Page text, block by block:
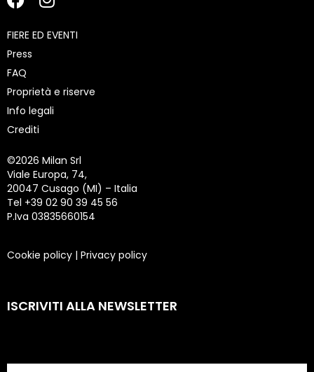
FIERE ED EVENTI
Press
FAQ
Proprietà e riserve
Info legali
Crediti
©2026 Milan Srl
Viale Europa, 74,
20047 Cusago (MI) – Italia
Tel +39 02 90 39 45 56
P.Iva 03835660154
Cookie policy | Privacy policy
ISCRIVITI ALLA NEWSLETTER